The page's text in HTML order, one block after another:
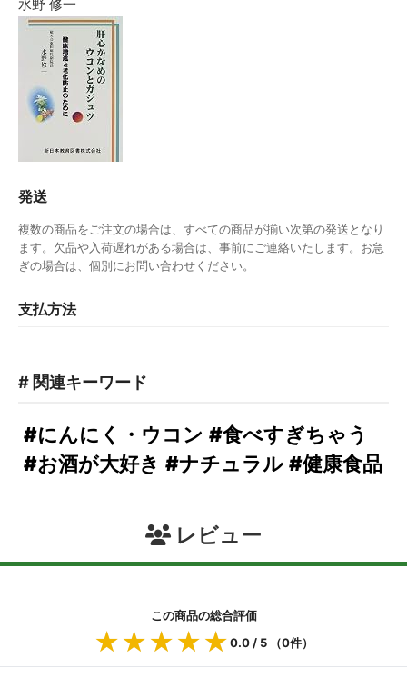
水野 修一
発送
複数の商品をご注文の場合は、すべての商品が揃い次第の発送となり
ます。欠品や入荷遅れがある場合は、事前にご連絡いたします。お急
ぎの場合は、個別にお問い合わせください。
支払方法
# 関連キーワード
#健康食品
#にんにく・ウコン
#ナチュラル
#お酒が大好き
#食べすぎちゃう
レビュー
この商品の総合評価
★★★★★
★★★★★0.0 / 5 （0件）